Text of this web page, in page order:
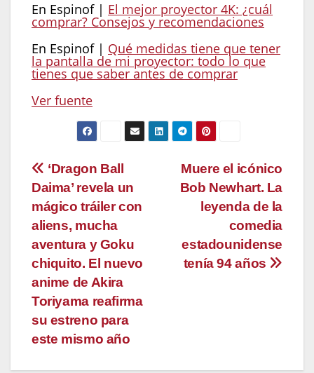
En Espinof | El mejor proyector 4K: ¿cuál
comprar? Consejos y recomendaciones
En Espinof | Qué medidas tiene que tener
la pantalla de mi proyector: todo lo que
tienes que saber antes de comprar
Ver fuente
Navegación
de
entradas
Muere el icónico
Bob Newhart. La
leyenda de la
comedia
estadounidense
tenía 94 años
‘Dragon Ball
Daima’ revela un
mágico tráiler con
aliens, mucha
aventura y Goku
chiquito. El nuevo
anime de Akira
Toriyama reafirma
su estreno para
este mismo año